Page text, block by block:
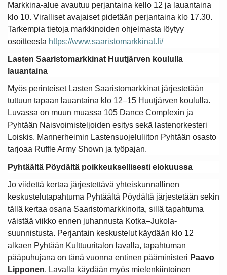
Markkina-alue avautuu perjantaina kello 12 ja lauantaina
klo 10. Viralliset avajaiset pidetään perjantaina klo 17.30.
Tarkempia tietoja markkinoiden ohjelmasta löytyy
osoitteesta https://www.saaristomarkkinat.fi/
Lasten Saaristomarkkinat Huutjärven koululla
lauantaina
Myös perinteiset Lasten Saaristomarkkinat järjestetään
tuttuun tapaan lauantaina klo 12–15 Huutjärven koululla.
Luvassa on muun muassa 105 Dance Complexin ja
Pyhtään Naisvoimisteljoiden esitys sekä lastenorkesteri
Loiskis. Mannerheimin Lastensuojeluliiton Pyhtään osasto
tarjoaa Ruffle Army Shown ja työpajan.
Pyhtäältä Pöydältä poikkeuksellisesti elokuussa
Jo viidettä kertaa järjestettävä yhteiskunnallinen
keskustelutapahtuma Pyhtäältä Pöydältä järjestetään sekin
tällä kertaa osana Saaristomarkkinoita, sillä tapahtuma
väistää viikko ennen juhannusta Kotka–Jukola-
suunnistusta. Perjantain keskustelut käydään klo 12
alkaen Pyhtään Kulttuuritalon lavalla, tapahtuman
pääpuhujana on tänä vuonna entinen pääministeri Paavo
Lipponen. Lavalla käydään myös mielenkiintoinen